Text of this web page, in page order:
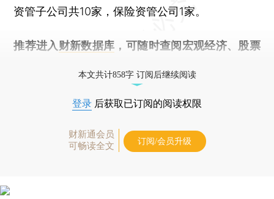
资管子公司共10家，保险资管公司1家。
推荐进入 财新数据库 ，可随时查阅宏观经济、股票
本文共计858字 订阅后继续阅读
登录 后获取已订阅的阅读权限
财新通会员
可畅读全文
订阅/会员升级